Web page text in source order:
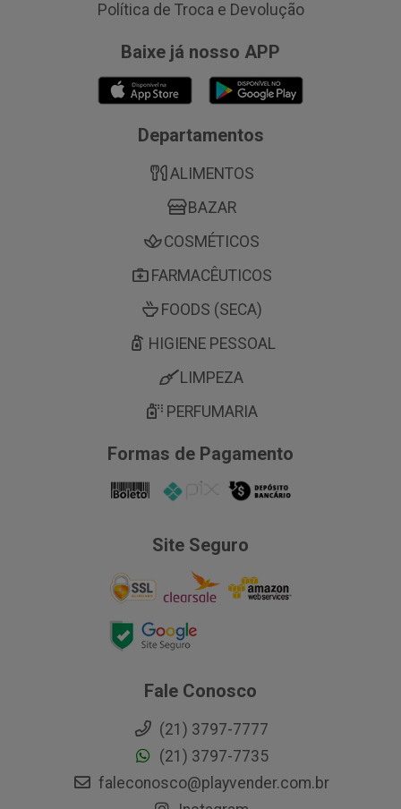
Política de Troca e Devolução
Baixe já nosso APP
Departamentos
ALIMENTOS
BAZAR
COSMÉTICOS
FARMACÊUTICOS
FOODS (SECA)
HIGIENE PESSOAL
LIMPEZA
PERFUMARIA
Formas de Pagamento
Site Seguro
Fale Conosco
(21) 3797-7777
(21) 3797-7735
faleconosco@playvender.com.br